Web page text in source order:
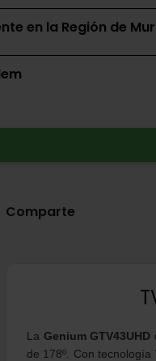
en la Región de
Comparte
La Genium GTV43UHD
de 178º. Con